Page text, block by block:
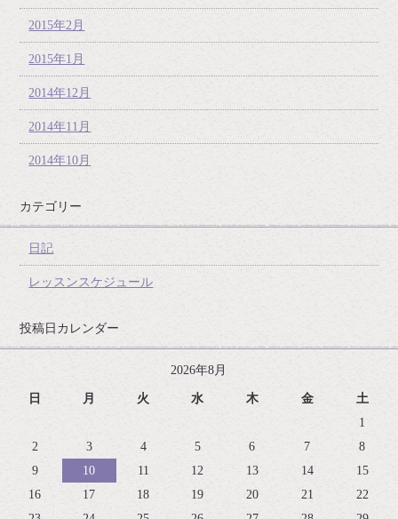
2015年2月
2015年1月
2014年12月
2014年11月
2014年10月
カテゴリー
日記
レッスンスケジュール
投稿日カレンダー
2026年8月
日 月 火 水 木 金
土
1
2
3 4 5 6 7
8
9
10 11 12 13 14
15
16
17 18 19 20 21
22